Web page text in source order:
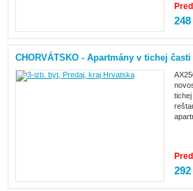
248
CHORVÁTSKO - Apartmány v tichej časti
292